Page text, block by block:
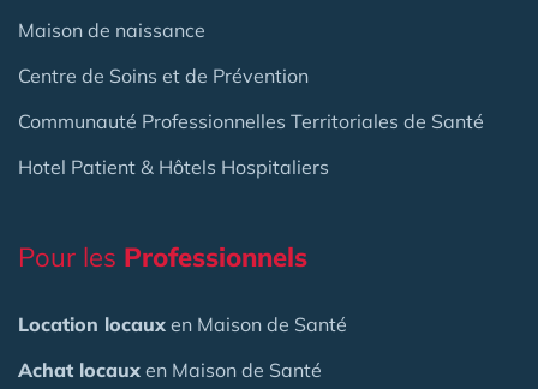
Maison de naissance
Centre de Soins et de Prévention
Communauté Professionnelles Territoriales de Santé
Hotel Patient & Hôtels Hospitaliers
Pour les Professionnels
Location locaux en Maison de Santé
Achat locaux en Maison de Santé